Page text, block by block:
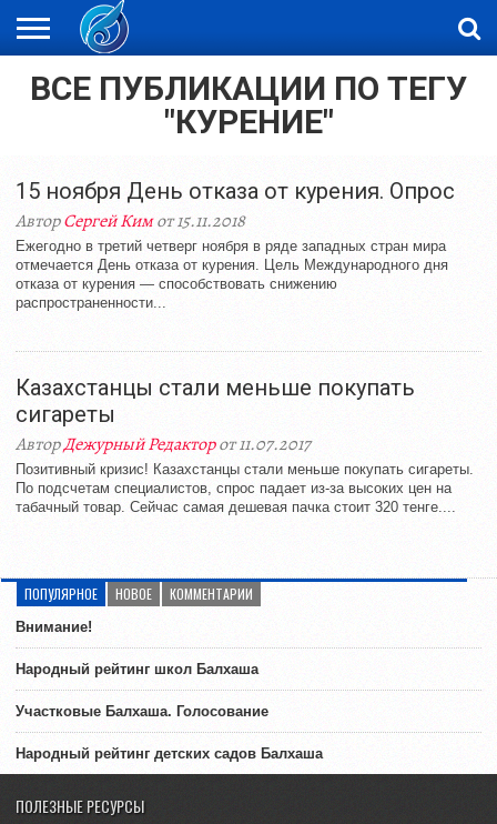
ЖАҢАЛЫҚТАР
НОВОСТИ
ВИДЕО
ФОТОРЕПОРТАЖИ
ОРКЕН
ВСЕ ПУБЛИКАЦИИ ПО ТЕГУ
"КУРЕНИЕ"
15 ноября День отказа от курения. Опрос
АвторСергей Кимот 15.11.2018
Ежегодно в третий четверг ноября в ряде западных стран мира
отмечается День отказа от курения. Цель Международного дня
отказа от курения — способствовать снижению
распространенности...
Казахстанцы стали меньше покупать
сигареты
АвторДежурный Редакторот 11.07.2017
Позитивный кризис! Казахстанцы стали меньше покупать сигареты.
По подсчетам специалистов, спрос падает из-за высоких цен на
табачный товар. Сейчас самая дешевая пачка стоит 320 тенге....
ПОПУЛЯРНОЕ НОВОЕ КОММЕНТАРИИ
Внимание!
Народный рейтинг школ Балхаша
Участковые Балхаша. Голосование
Народный рейтинг детских садов Балхаша
ПОЛЕЗНЫЕ РЕСУРСЫ